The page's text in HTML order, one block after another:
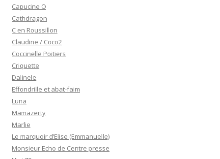
Capucine O
Cathdragon
C en Roussillon
Claudine / Coco2
Coccinelle Poitiers
Criquette
Dalinele
Effondrille et abat-faim
Luna
Mamazerty
Marlie
Le marquoir d’Elise (Emmanuelle)
Monsieur Echo de Centre presse